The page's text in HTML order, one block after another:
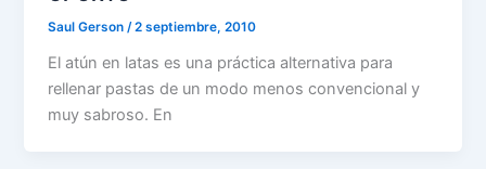
Saul Gerson/2 septiembre, 2010
El atún en latas es una práctica alternativa para
rellenar pastas de un modo menos convencional y
muy sabroso. En